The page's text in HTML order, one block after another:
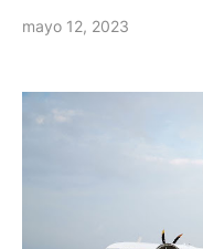
mayo 12, 2023